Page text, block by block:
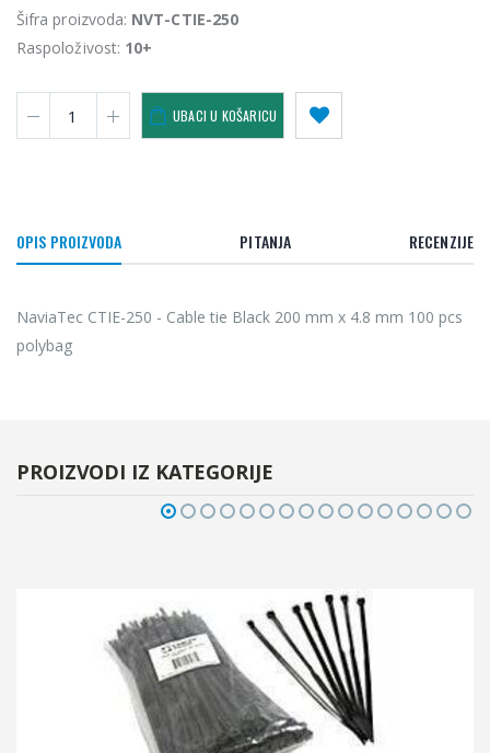
Šifra proizvoda: NVT-CTIE-250
Raspoloživost: 10+
UBACI U KOŠARICU
OPIS PROIZVODA PITANJA RECENZIJE
NaviaTec CTIE-250 - Cable tie Black 200 mm x 4.8 mm 100 pcs
polybag
PROIZVODI IZ KATEGORIJE